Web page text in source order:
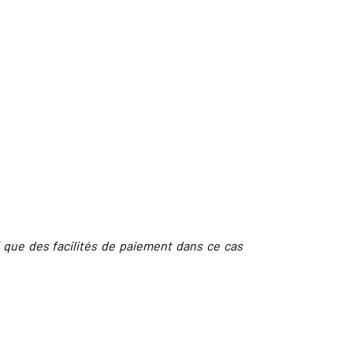
que des facilités de paiement dans ce cas